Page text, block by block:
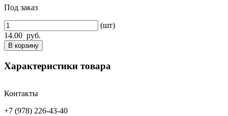
Под заказ
(шт)
14.00 руб.
В корзину
Характеристики товара
Контакты
+7 (978) 226-43-40